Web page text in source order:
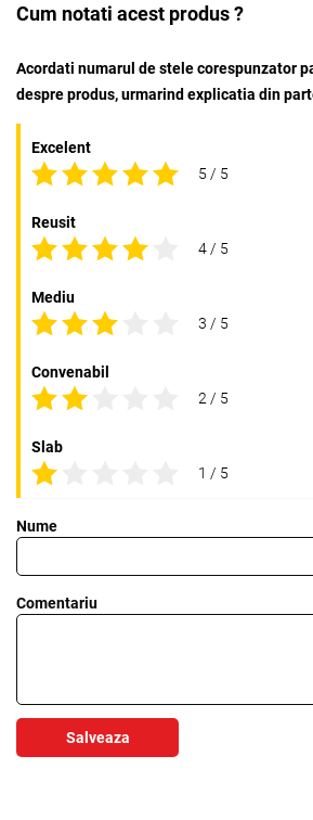
Cum notati acest produs ?
Acordati numarul de stele corespunzator
despre produs, urmarind explicatia din
Excelent
5 / 5
Reusit
4 / 5
Mediu
3 / 5
Convenabil
2 / 5
Slab
1 / 5
Nume
Comentariu
Salveaza